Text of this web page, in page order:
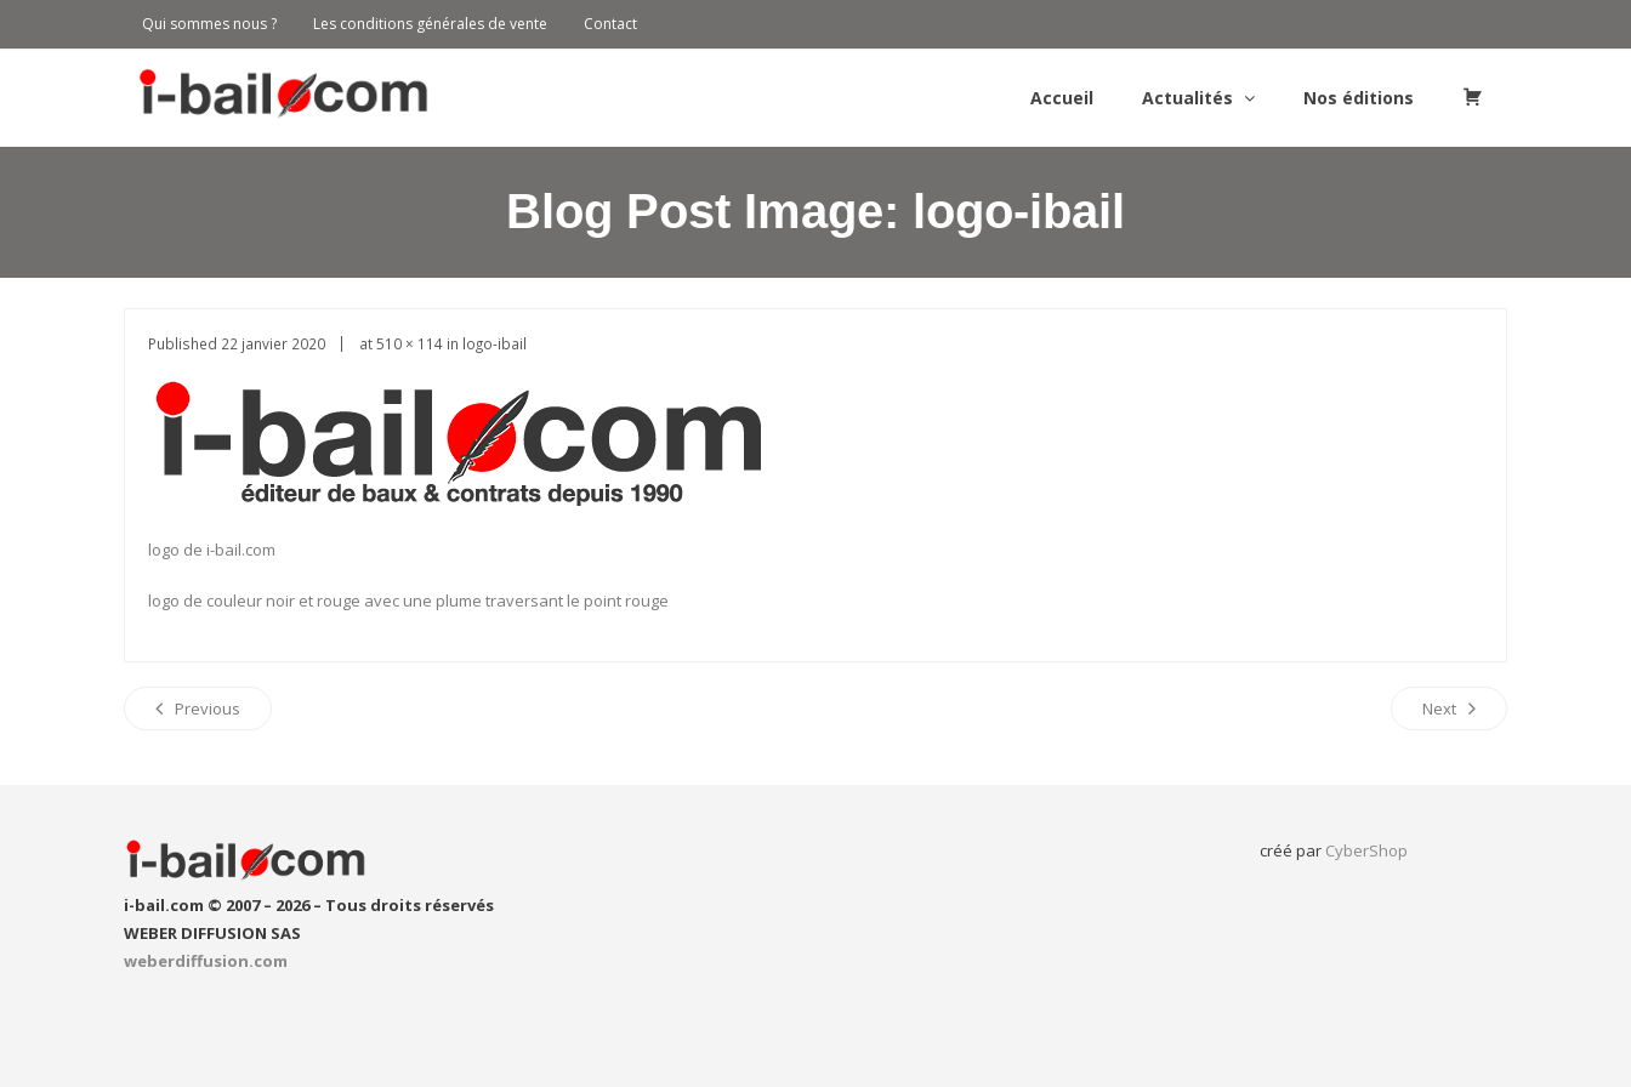
Qui sommes nous ? Les conditions générales de vente Contact
Accueil Actualités Nos éditions
Blog Post Image: logo-ibail
Published 22 janvier 2020 at510 × 114 in logo-ibail
logo de i-bail.com
logo de couleur noir et rouge avec une plume traversant le point rouge
Previous Next
i-bail.com © 2007 – 2026 – Tous droits réservés
WEBER DIFFUSION SAS
weberdiffusion.com
créé par CyberShop